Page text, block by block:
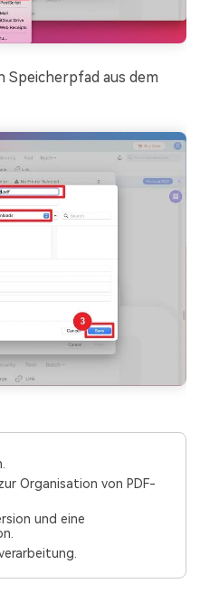
Speicherpfad aus dem
Organisation von PDF-
und eine